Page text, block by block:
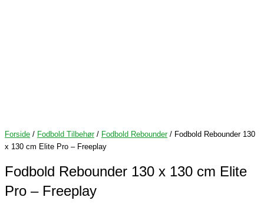
Forside / Fodbold Tilbehør/ Fodbold Rebounder/ Fodbold Rebounder 130
x 130 cm Elite Pro – Freeplay
Fodbold Rebounder 130 x 130 cm Elite
Pro – Freeplay